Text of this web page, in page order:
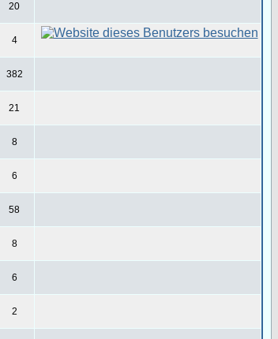
20
4
382
21
8
6
58
8
6
2